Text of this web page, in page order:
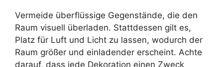
Vermeide überflüssige Gegenstände, die den
Raum visuell überladen. Stattdessen gilt es,
Platz für Luft und Licht zu lassen, wodurch der
Raum größer und einladender erscheint. Achte
darauf, dass jede Dekoration einen Zweck